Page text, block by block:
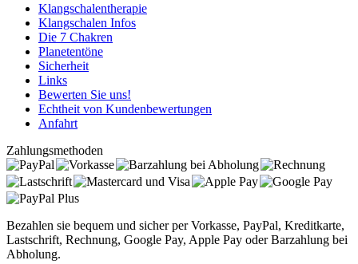
Klangschalentherapie
Klangschalen Infos
Die 7 Chakren
Planetentöne
Sicherheit
Links
Bewerten Sie uns!
Echtheit von Kundenbewertungen
Anfahrt
Zahlungsmethoden
Bezahlen sie bequem und sicher per Vorkasse, PayPal, Kreditkarte,
Lastschrift, Rechnung, Google Pay, Apple Pay oder Barzahlung bei
Abholung.